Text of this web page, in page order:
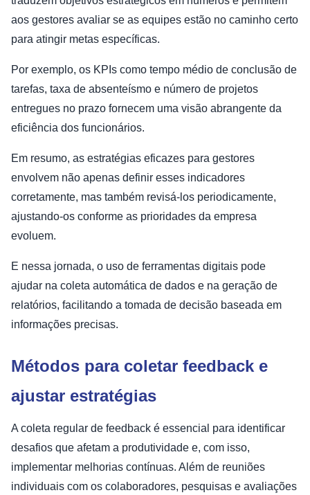
aos gestores avaliar se as equipes estão no caminho certo
para atingir metas específicas.
Por exemplo, os KPIs como tempo médio de conclusão de
tarefas, taxa de absenteísmo e número de projetos
entregues no prazo fornecem uma visão abrangente da
eficiência dos funcionários.
Em resumo, as estratégias eficazes para gestores
envolvem não apenas definir esses indicadores
corretamente, mas também revisá-los periodicamente,
ajustando-os conforme as prioridades da empresa
evoluem.
E nessa jornada, o uso de ferramentas digitais pode
ajudar na coleta automática de dados e na geração de
relatórios, facilitando a tomada de decisão baseada em
informações precisas.
Métodos para coletar feedback e
ajustar estratégias
A coleta regular de feedback é essencial para identificar
desafios que afetam a produtividade e, com isso,
implementar melhorias contínuas. Além de reuniões
individuais com os colaboradores, pesquisas e avaliações